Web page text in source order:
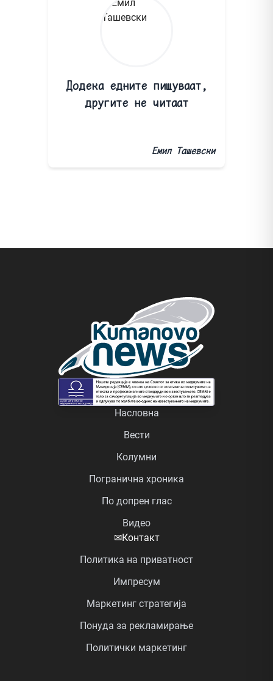
Додека едните пишуваат,
другите не читаат
Емил Ташевски
Насловна
Вести
Колумни
Погранична хроника
По допрен глас
Видео
✉Контакт
Политика на приватност
Импресум
Маркетинг стратегија
Понуда за рекламирање
Политички маркетинг